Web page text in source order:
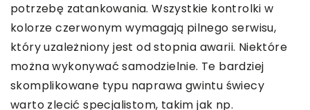
potrzebę zatankowania. Wszystkie kontrolki w
kolorze czerwonym wymagają pilnego serwisu,
który uzależniony jest od stopnia awarii. Niektóre
można wykonywać samodzielnie. Te bardziej
skomplikowane typu naprawa gwintu świecy
warto zlecić specjalistom, takim jak np.